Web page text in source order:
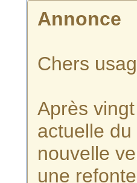
Annonce
Chers
Après
actuelle
nouvelle
une